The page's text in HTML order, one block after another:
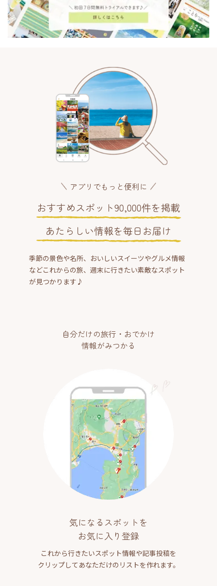
アプリでもっと便利に
おすすめスポット90,000件を掲載
あたらしい情報を毎日お届け
季節の景色や名所、おいしいスイーツやグルメ情報
などこれからの旅、週末に行きたい素敵なスポット
が見つかります♪
自分だけの旅行・おでかけ
情報がみつかる
気になるスポットを
お気に入り登録
これから行きたいスポット情報や記事投稿を
クリップしてあなただけのリストを作れます。